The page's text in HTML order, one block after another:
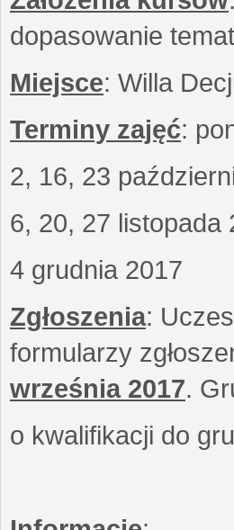
dopasowanie
Miejsce: Willa
Terminy zajęć:
2, 16, 23
6, 20, 27 listopada
4 grudnia 2017
Zgłoszenia:
formularzy
września 2017.
o kwalifikacji do